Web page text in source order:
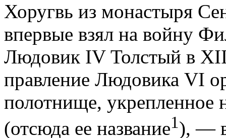
Хоругвь из монастыря
впервые взял на войну
Людовик IV Толстый в
правление Людовика VI
полотнище, укрепленное
(отсюда ее название1), —